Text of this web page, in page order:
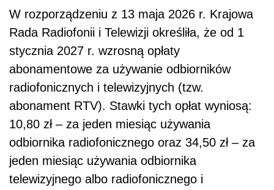
W rozporządzeniu z 13 maja 2026 r. Krajowa
Rada Radiofonii i Telewizji określiła, że od 1
stycznia 2027 r. wzrosną opłaty
abonamentowe za używanie odbiorników
radiofonicznych i telewizyjnych (tzw.
abonament RTV). Stawki tych opłat wyniosą:
10,80 zł – za jeden miesiąc używania
odbiornika radiofonicznego oraz 34,50 zł – za
jeden miesiąc używania odbiornika
telewizyjnego albo radiofonicznego i